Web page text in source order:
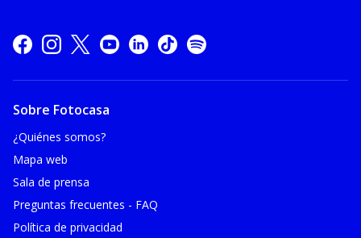
Sobre Fotocasa
¿Quiénes somos?
Mapa web
Sala de prensa
Preguntas frecuentes - FAQ
Política de privacidad